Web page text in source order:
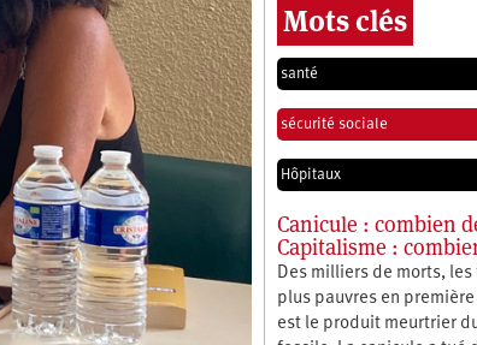
Mots clés
santé
sécurité sociale
Hôpitaux
Canicule : combien
Capitalisme :
Des milliers de morts, les
plus pauvres en
est le produit meurtrier